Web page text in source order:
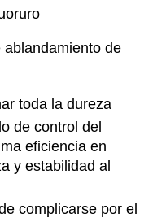
de
toda la dureza
de control del
eficiencia en
y estabilidad al
complicarse por el